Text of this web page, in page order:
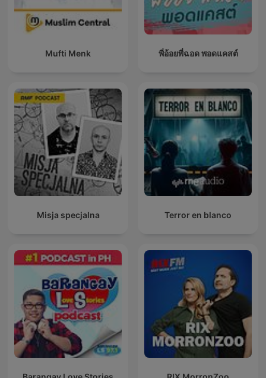
Mufti Menk พี่อ้อยพี่ฉอด พอดแคสต์
Misja specjalna Terror en blanco